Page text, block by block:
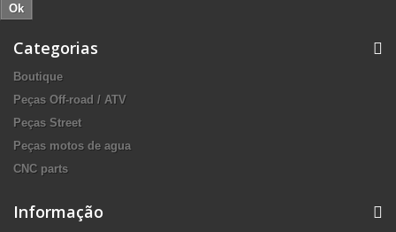
Ok
Categorias
Boutique
Peças Off-road / ATV
Peças Street
Peças motos de agua
CNC parts
Informação